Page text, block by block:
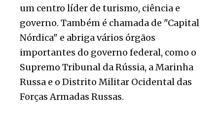
um centro líder de turismo, ciência e
governo. Também é chamada de "Capital
Nórdica" e abriga vários órgãos
importantes do governo federal, como o
Supremo Tribunal da Rússia, a Marinha
Russa e o Distrito Militar Ocidental das
Forças Armadas Russas.